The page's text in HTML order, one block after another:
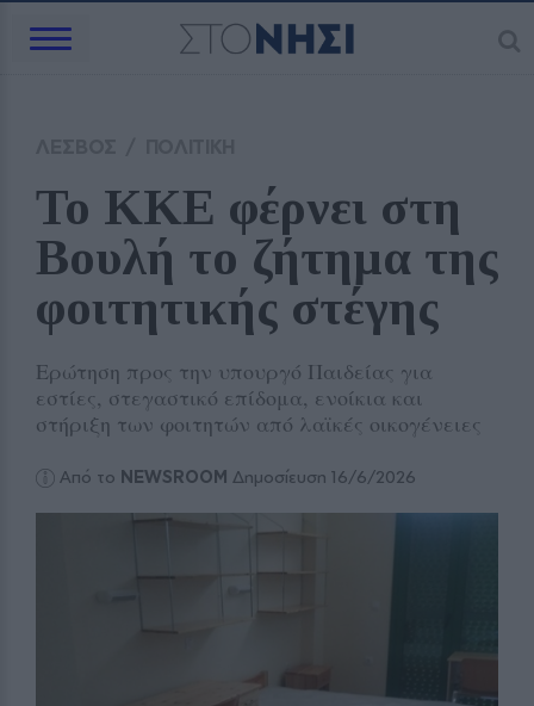
Το ΚΚΕ φέρνει στη
Βουλή το ζήτημα της
φοιτητικής στέγης
Ερώτηση προς την υπουργό Παιδείας για
εστίες, στεγαστικό επίδομα, ενοίκια και
στήριξη των φοιτητών από λαϊκές οικογένειες
Από το NEWSROOM Δημοσίευση 16/6/2026